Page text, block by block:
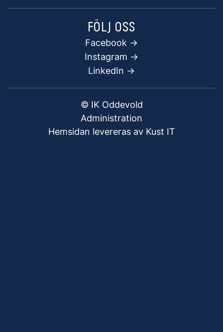
FÖLJ OSS
Facebook ->
Instagram ->
LinkedIn ->
© IK Oddevold
Administration
Hemsidan levereras av Kust IT